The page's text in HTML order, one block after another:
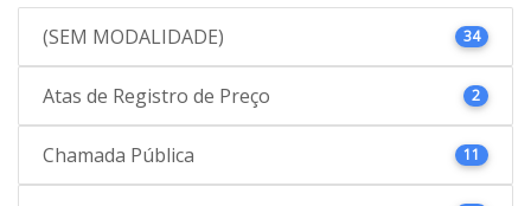
(SEM MODALIDADE) 34
Atas de Registro de Preço 2
Chamada Pública 11